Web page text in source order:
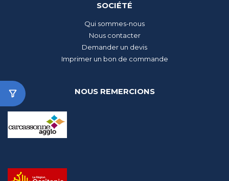
SOCIÉTÉ
Qui sommes-nous
Nous contacter
Demander un devis
Imprimer un bon de commande
NOUS REMERCIONS